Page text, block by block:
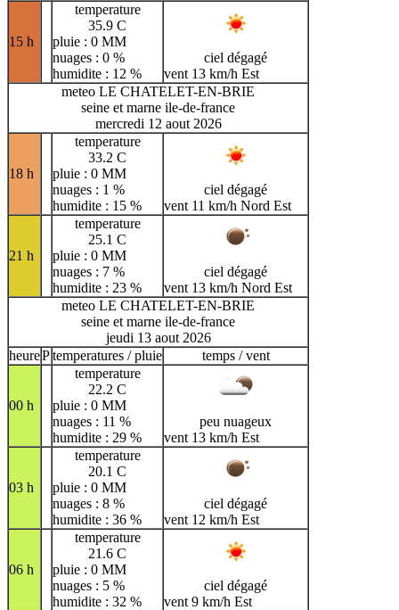
15 h
temperature
35.9 C
pluie : 0 MM
nuages : 0 %
humidite : 12 %
ciel dégagé
vent 13 km/h Est
meteo LE CHATELET-EN-BRIE
seine et marne ile-de-france
mercredi 12 aout 2026
18 h
temperature
33.2 C
pluie : 0 MM
nuages : 1 %
humidite : 15 %
ciel dégagé
vent 11 km/h Nord Est
21 h
temperature
25.1 C
pluie : 0 MM
nuages : 7 %
humidite : 23 %
ciel dégagé
vent 13 km/h Nord Est
meteo LE CHATELET-EN-BRIE
seine et marne ile-de-france
jeudi 13 aout 2026
heurePtemperatures / pluie temps / vent
00 h
temperature
22.2 C
pluie : 0 MM
nuages : 11 %
humidite : 29 %
peu nuageux
vent 13 km/h Est
03 h
temperature
20.1 C
pluie : 0 MM
nuages : 8 %
humidite : 36 %
ciel dégagé
vent 12 km/h Est
06 h
temperature
21.6 C
pluie : 0 MM
nuages : 5 %
humidite : 32 %
ciel dégagé
vent 9 km/h Est